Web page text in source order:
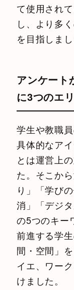
て使用され
し、より多
を目指しまし
アンケート
に3つのエ
学生や教職
具体的なア
とは運営上
た。そこか
り」「学び
消」「デジ
の5つのキー
前進する学
間・空間」
イエ、ワー
けました。